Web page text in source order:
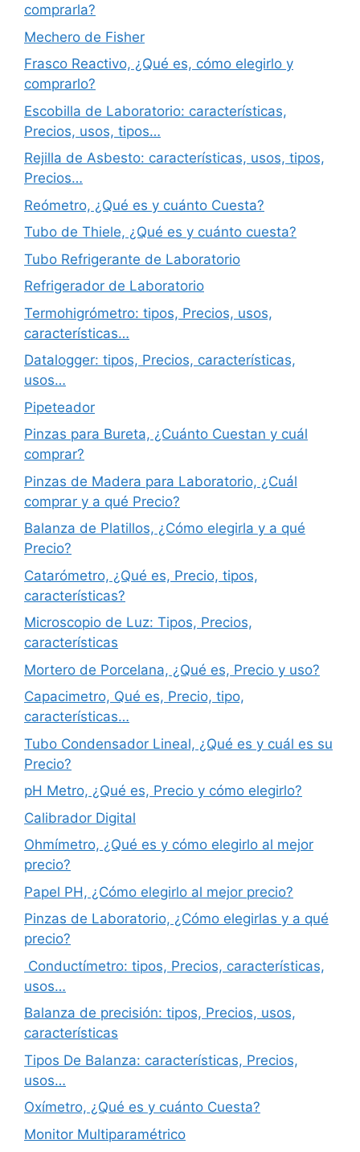
comprarla?
Mechero de Fisher
Frasco Reactivo, ¿Qué es, cómo elegirlo y
comprarlo?
Escobilla de Laboratorio: características,
Precios, usos, tipos…
Rejilla de Asbesto: características, usos, tipos,
Precios…
Reómetro, ¿Qué es y cuánto Cuesta?
Tubo de Thiele, ¿Qué es y cuánto cuesta?
Tubo Refrigerante de Laboratorio
Refrigerador de Laboratorio
Termohigrómetro: tipos, Precios, usos,
características…
Datalogger: tipos, Precios, características,
usos…
Pipeteador
Pinzas para Bureta, ¿Cuánto Cuestan y cuál
comprar?
Pinzas de Madera para Laboratorio, ¿Cuál
comprar y a qué Precio?
Balanza de Platillos, ¿Cómo elegirla y a qué
Precio?
Catarómetro, ¿Qué es, Precio, tipos,
características?
Microscopio de Luz: Tipos, Precios,
características
Mortero de Porcelana, ¿Qué es, Precio y uso?
Capacimetro, Qué es, Precio, tipo,
características…
Tubo Condensador Lineal, ¿Qué es y cuál es su
Precio?
pH Metro, ¿Qué es, Precio y cómo elegirlo?
Calibrador Digital
Ohmímetro, ¿Qué es y cómo elegirlo al mejor
precio?
Papel PH, ¿Cómo elegirlo al mejor precio?
Pinzas de Laboratorio, ¿Cómo elegirlas y a qué
precio?
Conductímetro: tipos, Precios, características,
usos…
Balanza de precisión: tipos, Precios, usos,
características
Tipos De Balanza: características, Precios,
usos…
Oxímetro, ¿Qué es y cuánto Cuesta?
Monitor Multiparamétrico